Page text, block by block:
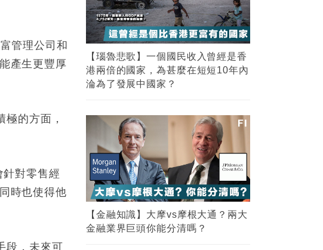
管理公司和
產生更豐厚
的方面，
對零售經
時也使得他
段，未來可
FI專欄｜紐約時報實地風水考察 業務